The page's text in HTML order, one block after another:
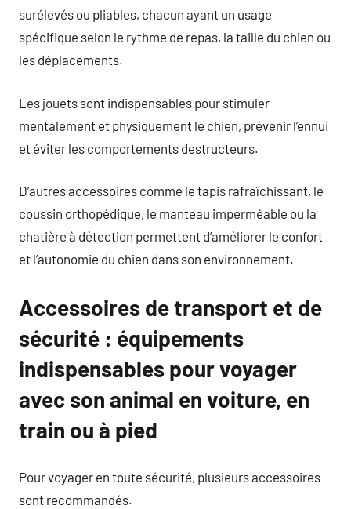
surélevés ou pliables, chacun ayant un usage
spécifique selon le rythme de repas, la taille du chien ou
les déplacements.
Les jouets sont indispensables pour stimuler
mentalement et physiquement le chien, prévenir l’ennui
et éviter les comportements destructeurs.
D’autres accessoires comme le tapis rafraîchissant, le
coussin orthopédique, le manteau imperméable ou la
chatière à détection permettent d’améliorer le confort
et l’autonomie du chien dans son environnement.
Accessoires de transport et de
sécurité : équipements
indispensables pour voyager
avec son animal en voiture, en
train ou à pied
Pour voyager en toute sécurité, plusieurs accessoires
sont recommandés.